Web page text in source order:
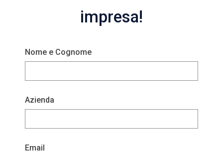
impresa!
Nome e Cognome
Azienda
Email